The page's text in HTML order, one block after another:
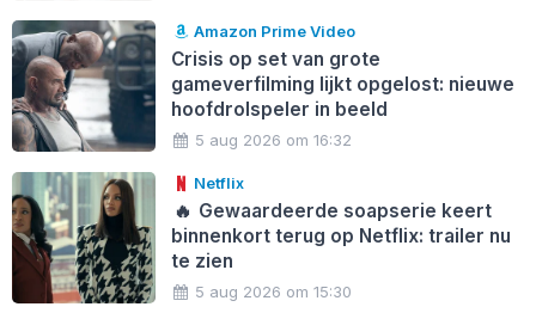
Amazon Prime Video
Crisis op set van grote
gameverfilming lijkt opgelost: nieuwe
hoofdrolspeler in beeld
5 aug 2026 om 16:32
Netflix
🔥 Gewaardeerde soapserie keert
binnenkort terug op Netflix: trailer nu
te zien
5 aug 2026 om 15:30